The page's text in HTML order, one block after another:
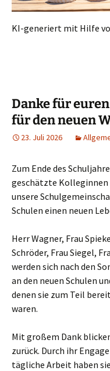
KI-generiert mit Hilfe
Danke für
für den neuen
23. Juli 2026
Zum Ende des
geschätzte Kolleginnen
unsere
Schulen einen neuen
Herr Wagner, Frau
Schröder, Frau Siegel,
werden sich nach den
an den neuen Schulen
denen sie zum Teil
waren.
Mit großem Dank
zurück. Durch ihr
tägliche Arbeit haben